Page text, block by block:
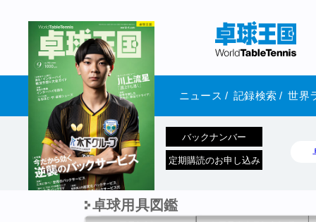
ニュース / 記録検索 / 世界
1970年1月01日 発売
バックナンバー
定期購読のお申し込み
卓球用具図鑑